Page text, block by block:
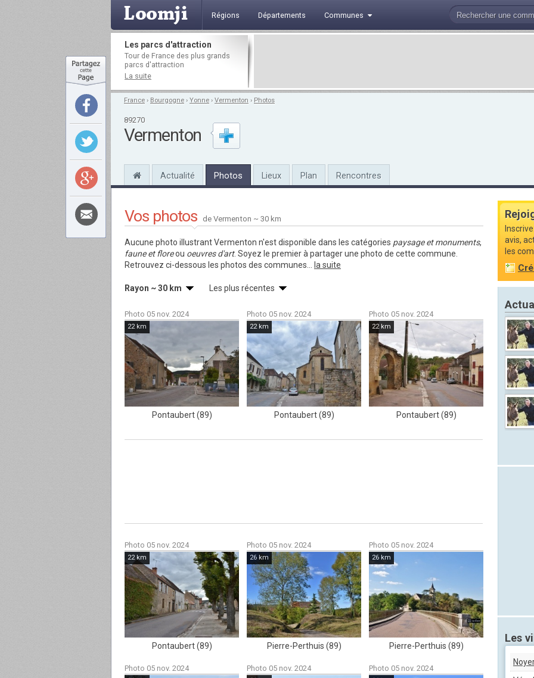
Régions Départements Communes
Les parcs d'attraction
Tour de France des plus grands
parcs d'attraction
La suite
France › Bourgogne › Yonne › Vermenton › Photos
89270
Vermenton
Actualité Photos Lieux Plan Rencontres
Vos photos de Vermenton ~ 30 km
Aucune photo illustrant Vermenton n'est disponible dans les catégories paysage et monuments,
faune et floreou oeuvres d'art. Soyez le premier à partager une photo de cette commune
Retrouvez ci-dessous les photos des communes...
la suite
Rayon ~ 30 km Les plus récentes
22 km
Photo 05 nov. 2024
Pontaubert (89)
22 km
Photo 05 nov. 2024
Pontaubert (89)
22 km
Photo 05 nov. 2024
Pontaubert (89)
22 km
Photo 05 nov. 2024
Pontaubert (89)
26 km
Photo 05 nov. 2024
Pierre-Perthuis (89)
26 km
Photo 05 nov. 2024
Pierre-Perthuis (89)
Photo 05 nov. 2024 Photo 05 nov. 2024 Photo 05 nov. 2024
avis,
les
Les